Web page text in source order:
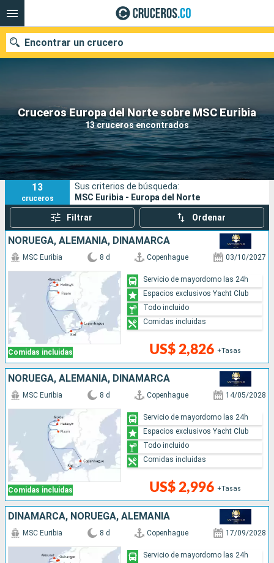
Cruceros Europa del Norte sobre MSC Euribia
13 cruceros encontrados
Encontrar un crucero
Fecha de salida
Buscar
13
cruceros
Sus criterios de búsqueda:
MSC Euribia - Europa del Norte
Filtrar Ordenar
NORUEGA, ALEMANIA, DINAMARCA
Comidas incluidas
MSC Euribia 8 d Copenhague 03/10/2027
US$ 2,826 +Tasas
Servicio de mayordomo las 24h
Espacios exclusivos Yacht Club
Todo incluido
Comidas incluidas
NORUEGA, ALEMANIA, DINAMARCA
Comidas incluidas
MSC Euribia 8 d Copenhague 14/05/2028
US$ 2,996 +Tasas
Servicio de mayordomo las 24h
Espacios exclusivos Yacht Club
Todo incluido
Comidas incluidas
DINAMARCA, NORUEGA, ALEMANIA
MSC Euribia 8 d Copenhague 17/09/2028
Servicio de mayordomo las 24h